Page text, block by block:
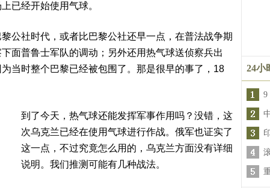
已经开始使用气球。
公社时代，或者比巴黎公社还早一点，在普法战争期
面普鲁士军队的调动；另外还用热气球送侦察兵出
当时整个巴黎已经被包围了。那是很早的事了，18
到了今天，热气球还能发挥军事作用吗？没错，这
次乌克兰已经在使用气球进行作战。俄军也证实了
这一点，不过究竟怎么用的，乌克兰方面没有详细
说明。我们推测可能有几种战法。
24小
9